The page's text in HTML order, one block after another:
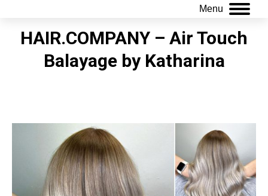
Menu
HAIR.COMPANY – Air Touch
Balayage by Katharina